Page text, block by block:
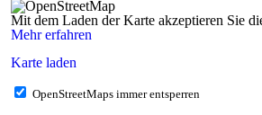
Mit dem Laden der Karte akzeptieren Sie
Mehr erfahren
Karte laden
OpenStreetMaps immer entsperren